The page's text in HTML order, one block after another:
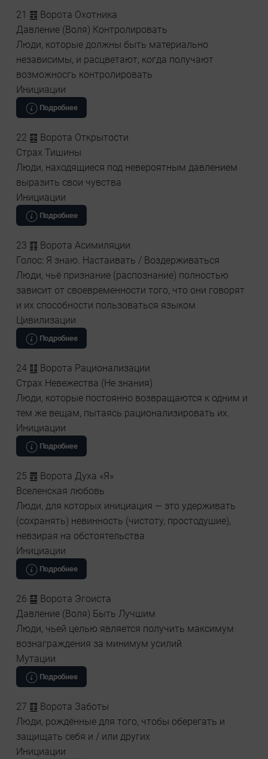
21 ䷔ Ворота Охотника
Давление (Воля) Контролировать
Люди, которые должны быть материально
независимы, и расцветают, когда получают
возможносгь контролировать
Инициации
Подробнее
22 ䷕ Ворота Открытости
Страх Тишины
Люди, находящиеся под невероятным давлением
выразить свои чувства
Инициации
Подробнее
23 ䷖ Ворота Асимиляции
Голос: Я знаю. Настаивать / Воздерживаться
Люди, чьё признание (распознание) полностью
зависит от своевременности того, что они говорят
и их способности пользоваться языком
Цивилизации
Подробнее
24 ䷗ Ворота Рационализации
Страх Невежества (Не знания)
Люди, которые постоянно возвращаются к одним и
тем же вещам, пытаясь рационализировать их.
Инициации
Подробнее
25 ䷘ Ворота Духа «Я»
Вселенская любовь
Люди, для которых инициация — это удерживать
(сохранять) невинность (чистоту, простодушие),
невзирая на обстоятельства
Инициации
Подробнее
26 ䷙ Ворота Эгоиста
Давление (Воля) Быть Лучшим
Люди, чьей целью является получить максимум
вознаграждения за минимум усилий
Мутации
Подробнее
27 ䷚ Ворота Заботы
Люди, рождённые для того, чтобы оберегать и
защищать себя и / или других
Инициации